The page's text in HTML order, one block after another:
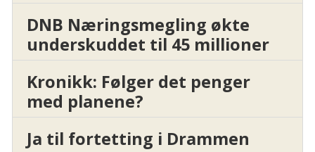
DNB Næringsmegling økte
underskuddet til 45 millioner
Kronikk: Følger det penger
med planene?
Ja til fortetting i Drammen